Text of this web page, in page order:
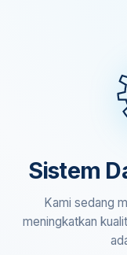
Sistem
Kami sedang
meningkatkan